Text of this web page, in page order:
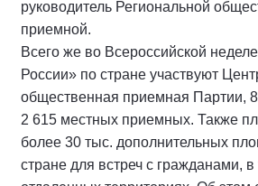
руководитель Региональной
приемной.
Всего же во Всероссийской
России» по стране участвуют
общественная приемная Партии,
2 615 местных приемных. Также
более 30 тыс. дополнительных
стране для встреч с гражданами,